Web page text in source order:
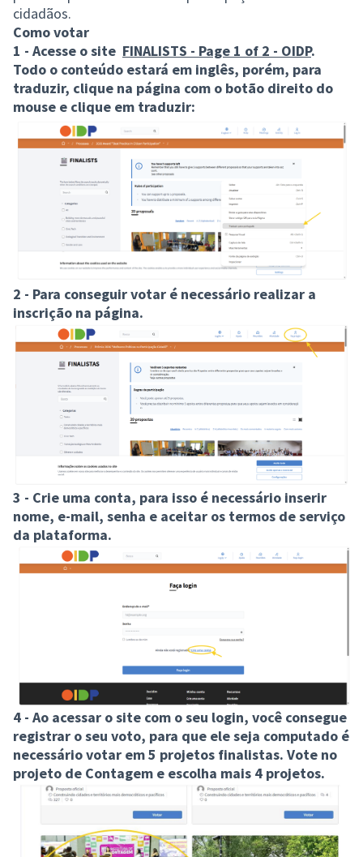
cidadãos.
Como votar
1 - Acesse o site FINALISTS - Page 1 of 2 - OIDP.
Todo o conteúdo estará em inglês, porém, para
traduzir, clique na página com o botão direito do
mouse e clique em traduzir:
2 - Para conseguir votar é necessário realizar a
inscrição na página.
3 - Crie uma conta, para isso é necessário inserir
nome, e-mail, senha e aceitar os termos de serviço
da plataforma.
4 - Ao acessar o site com o seu login, você consegue
registrar o seu voto, para que ele seja computado é
necessário votar em 5 projetos finalistas. Vote no
projeto de Contagem e escolha mais 4 projetos.